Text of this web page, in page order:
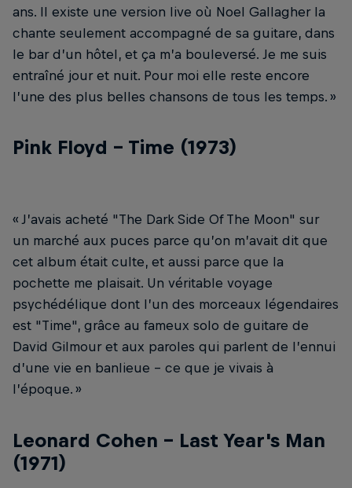
ans. Il existe une version live où Noel Gallagher la
chante seulement accompagné de sa guitare, dans
le bar d’un hôtel, et ça m’a bouleversé. Je me suis
entraîné jour et nuit. Pour moi elle reste encore
l’une des plus belles chansons de tous les temps. »
Pink Floyd - Time (1973)
« J’avais acheté "The Dark Side Of The Moon" sur
un marché aux puces parce qu’on m’avait dit que
cet album était culte, et aussi parce que la
pochette me plaisait. Un véritable voyage
psychédélique dont l’un des morceaux légendaires
est "Time", grâce au fameux solo de guitare de
David Gilmour et aux paroles qui parlent de l’ennui
d’une vie en banlieue – ce que je vivais à
l’époque. »
Leonard Cohen - Last Year's Man
(1971)